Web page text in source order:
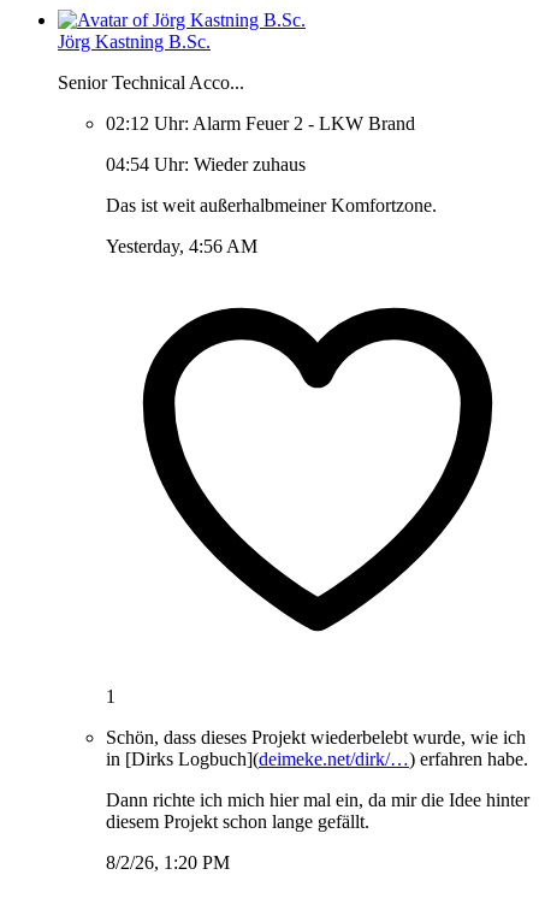
Jörg Kastning B.Sc.
Senior Technical Acco...
02:12 Uhr: Alarm Feuer 2 - LKW Brand
04:54 Uhr: Wieder zuhaus
Das ist weit außerhalbmeiner Komfortzone.
Yesterday, 4:56 AM
1
Schön, dass dieses Projekt wiederbelebt wurde, wie ich
in [Dirks Logbuch](deimeke.net/dirk/…) erfahren habe.
Dann richte ich mich hier mal ein, da mir die Idee hinter
diesem Projekt schon lange gefällt.
8/2/26, 1:20 PM